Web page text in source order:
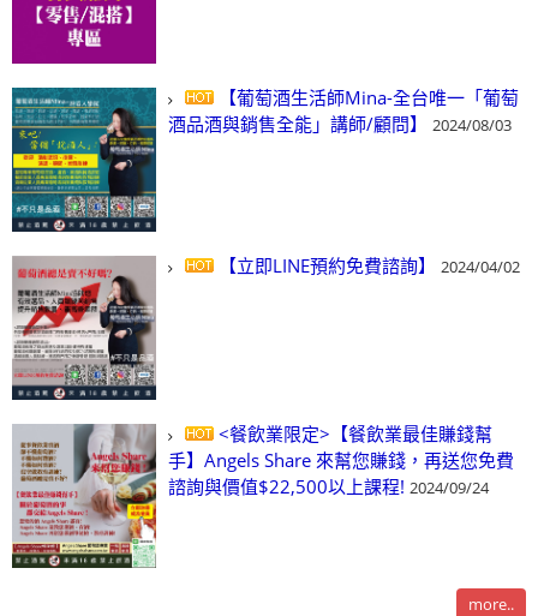
【葡萄酒生活師Mina-全台唯一「葡萄
酒品酒與銷售全能」講師/顧問】
2024/08/03
【立即LINE預約免費諮詢】 2024/04/02
<餐飲業限定>【餐飲業最佳賺錢幫
手】Angels Share 來幫您賺錢，再送您免費
諮詢與價值$22,500以上課程! 2024/09/24
more..